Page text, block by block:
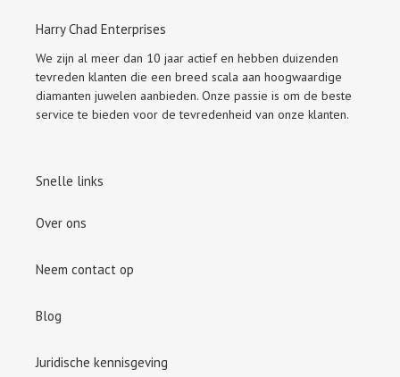
Harry Chad Enterprises
We zijn al meer dan 10 jaar actief en hebben duizenden
tevreden klanten die een breed scala aan hoogwaardige
diamanten juwelen aanbieden. Onze passie is om de beste
service te bieden voor de tevredenheid van onze klanten.
Snelle links
Over ons
Neem contact op
Blog
Juridische kennisgeving